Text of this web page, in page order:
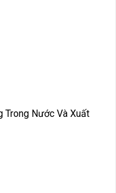
Trong Nước Và Xuất